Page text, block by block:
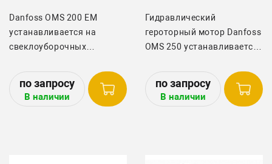
Danfoss OMS 200 EM
устанавливается на
свеклоуборочных
1063007206 / 1063043507
и Ropa 272027.
В наличии
Гидравлический
героторный мотор Danfoss
OMS 250 устанавливается
комбайнах Holmer арт.
1063007119 и Ropa.
В наличии